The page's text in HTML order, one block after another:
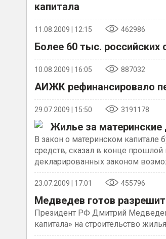
капитала
11.08.2009 | 12:15 462986
Более 60 тыс.
10.08.2009 | 16:05 887032
АИЖК рефинансировало
29.07.2009 | 15:50 3191178
Жилье за материнские
В закон о материнском
средств, сказал в конце
декларированных законом
23.07.2009 | 17:01 455796
Медведев готов
Президент РФ Дмитрий Медведев
капитала» на строительство